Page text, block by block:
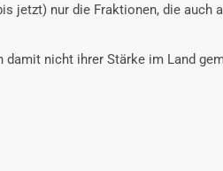
jetzt) nur die Fraktionen, die auch
nicht ihrer Stärke im Land